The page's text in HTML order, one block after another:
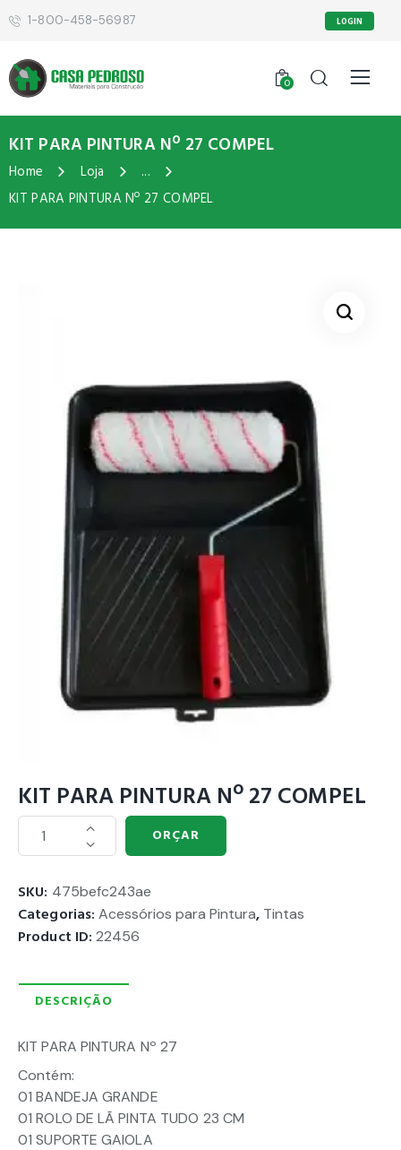
1-800-458-56987 LOGIN
0
KIT PARA PINTURA Nº 27 COMPEL
Home Loja
...
KIT PARA PINTURA Nº 27 COMPEL
KIT PARA PINTURA Nº 27 COMPEL
ORÇAR
SKU: 475befc243ae
Categorias:Acessórios para Pintura, Tintas
Product ID:22456
DESCRIÇÃO
KIT PARA PINTURA Nº 27
Contém:
01 BANDEJA GRANDE
01 ROLO DE LÃ PINTA TUDO 23 CM
01 SUPORTE GAIOLA